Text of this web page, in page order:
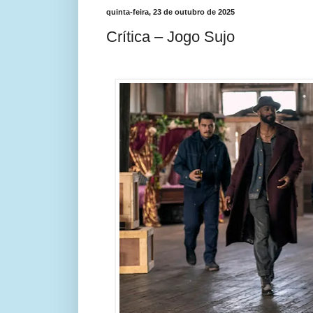
quinta-feira, 23 de outubro de 2025
Crítica – Jogo Sujo